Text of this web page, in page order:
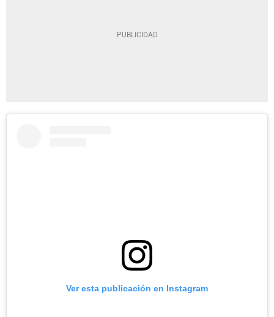
Ver esta publicación en Instagram